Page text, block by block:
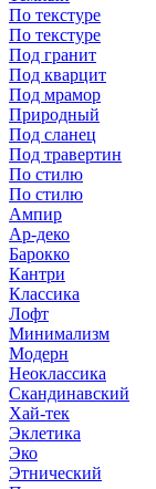
По текстуре
По текстуре
Под гранит
Под кварцит
Под мрамор
Природный
Под сланец
Под травертин
По стилю
По стилю
Ампир
Ар-деко
Барокко
Кантри
Классика
Лофт
Минимализм
Модерн
Неоклассика
Скандинавский
Хай-тек
Эклетика
Эко
Этнический